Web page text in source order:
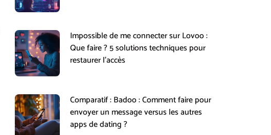
Impossible de me connecter sur Lovoo :
Que faire ? 5 solutions techniques pour
restaurer l’accès
Comparatif : Badoo : Comment faire pour
envoyer un message versus les autres
apps de dating ?